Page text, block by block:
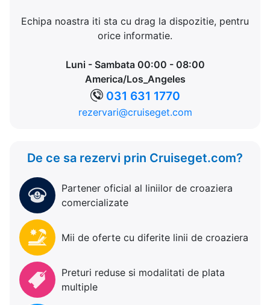
Echipa noastra iti sta cu drag la dispozitie, pentru
orice informatie.
Luni - Sambata 00:00 - 08:00
America/Los_Angeles
031 631 1770
rezervari@cruiseget.com
De ce sa rezervi prin Cruiseget.com?
Partener oficial al liniilor de croaziera
comercializate
Mii de oferte cu diferite linii de croaziera
Preturi reduse si modalitati de plata
multiple